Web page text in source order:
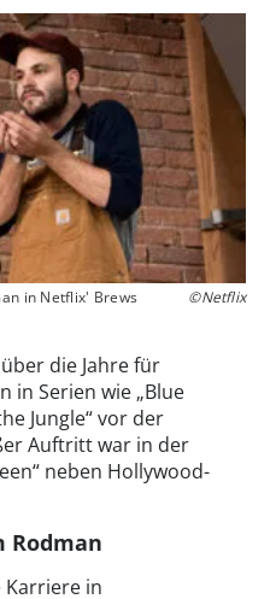
in Netflix' Brews
©Netflix
die Jahre für
in Serien wie „Blue
Jungle“ vor der
Auftritt war in der
neben Hollywood-
Rodman
Karriere in